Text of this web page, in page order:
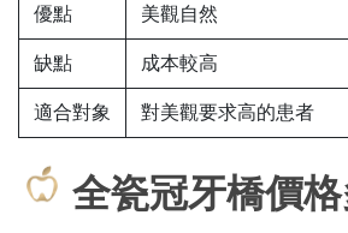
優點 美觀自然
缺點 成本較高
適合對象 對美觀要求高的患者
全瓷冠牙橋價格